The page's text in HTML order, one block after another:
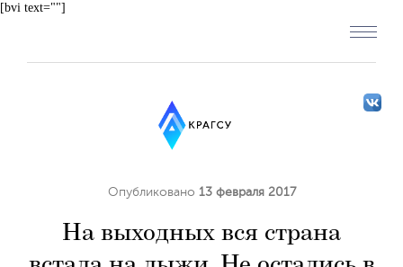
[bvi text=""]
Опубликовано 13 февраля 2017
На выходных вся страна